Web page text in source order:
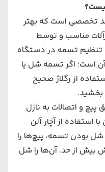
تخصصی است که بهتر
مناسب و توسط
تسمه در دستگاه
است؛ اگر تسمه شل یا
از رگلاژ صحیح
بخشید.
و اتصالات به نازل
استفاده از آچار آلن
شل بودن تسمه، پیچ‌ها را
از حد، آن‌ها را شل